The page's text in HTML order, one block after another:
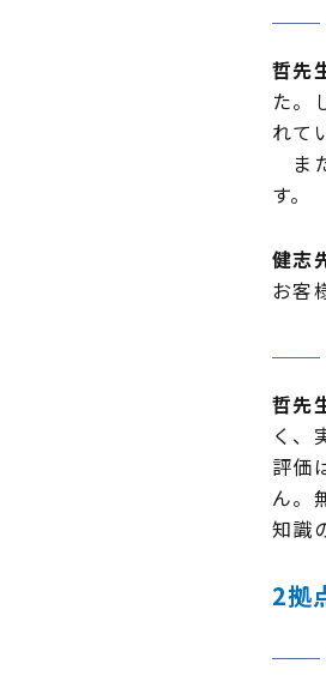
哲先
た。
れて
ま
す。
健志
お客
哲先
く、
評価
ん。
知識
2拠